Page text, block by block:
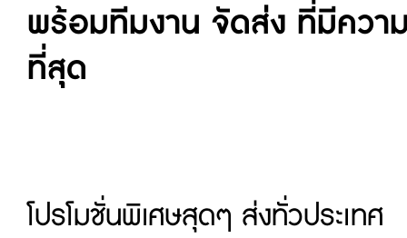
พร้อมทีมงาน จัดส่ง ที่มีควา
ที่สุด
โปรโมชั่นพิเศษสุดๆ ส่งทั่วประเทศ